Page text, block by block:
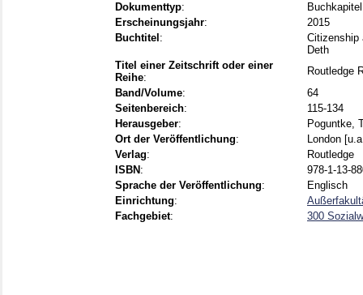
Dokumenttyp:
Buchkapitel
Erscheinungsjahr:
2015
Buchtitel :
Citizenship
Deth
Titel einer Zeitschrift oder einer
Reihe:
Routledge
Band/Volume:
64
Seitenbereich:
115-134
Herausgeber:
Poguntke,
Ort der Veröffentlichung:
London
Verlag:
Routledge
ISBN :
978-1-13-
Sprache der Veröffentlichung:
Englisch
Einrichtung:
Fachgebiet: 300